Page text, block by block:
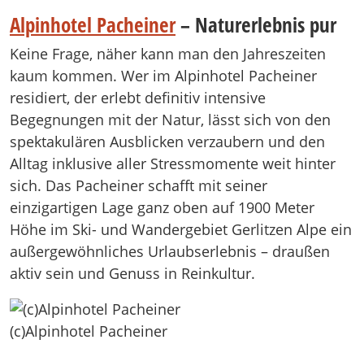
Alpinhotel Pacheiner– Naturerlebnis pur
Keine Frage, näher kann man den Jahreszeiten
kaum kommen. Wer im Alpinhotel Pacheiner
residiert, der erlebt definitiv intensive
Begegnungen mit der Natur, lässt sich von den
spektakulären Ausblicken verzaubern und den
Alltag inklusive aller Stressmomente weit hinter
sich. Das Pacheiner schafft mit seiner
einzigartigen Lage ganz oben auf 1900 Meter
Höhe im Ski- und Wandergebiet Gerlitzen Alpe ein
außergewöhnliches Urlaubserlebnis – draußen
aktiv sein und Genuss in Reinkultur.
(c)Alpinhotel Pacheiner